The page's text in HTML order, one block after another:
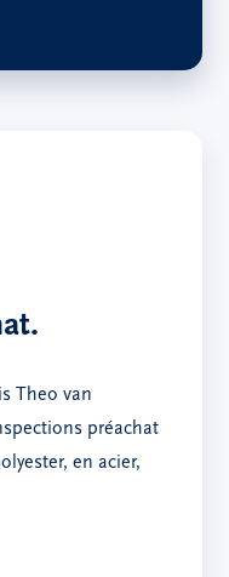
Theo van
préachat
en acier,